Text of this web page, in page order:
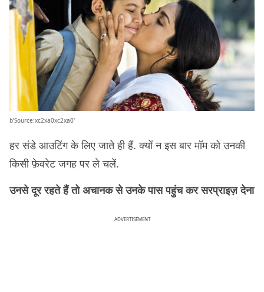
b’Source:xc2xa0xc2xa0′
हर संडे आउटिंग के लिए जाते ही हैं. क्यों न इस बार मॉम को उनकी
किसी फ़ेवरेट जगह पर ले चलें.
उनसे दूर रहते हैं तो अचानक से उनके पास पहुंच कर सरप्राइज़ देना
ADVERTISEMENT